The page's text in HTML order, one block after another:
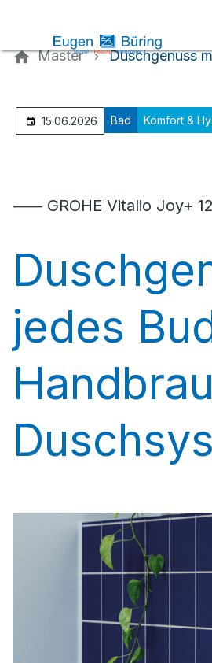
Master Duschgenuss
15.06.2026 Bad Komfort &
⸺ GROHE Vitalio Joy+
jedes